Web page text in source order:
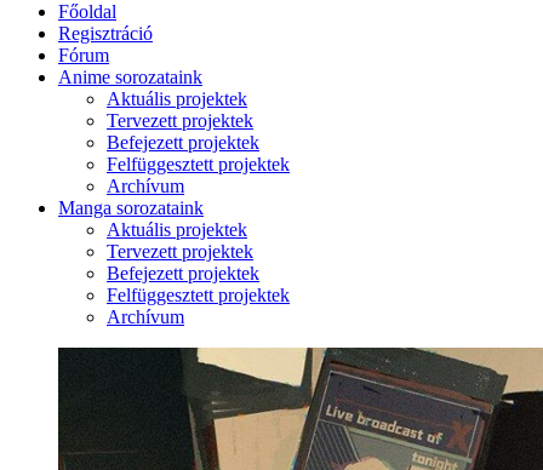
Főoldal
Regisztráció
Fórum
Anime sorozataink
Aktuális projektek
Tervezett projektek
Befejezett projektek
Felfüggesztett projektek
Archívum
Manga sorozataink
Aktuális projektek
Tervezett projektek
Befejezett projektek
Felfüggesztett projektek
Archívum